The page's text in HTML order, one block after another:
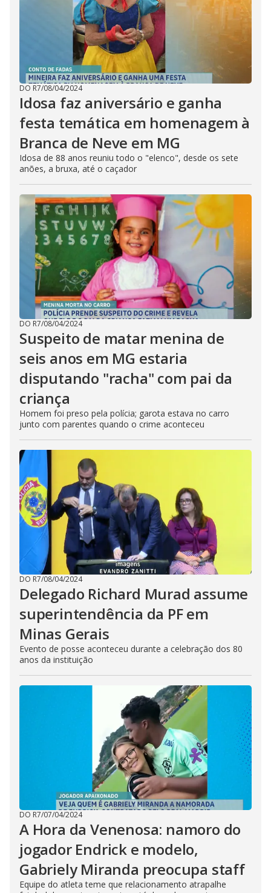
DO R7/08/04/2024
Idosa faz aniversário e ganha
festa temática em homenagem à
Branca de Neve em MG
Idosa de 88 anos reuniu todo o "elenco", desde os sete
anões, a bruxa, até o caçador
DO R7/08/04/2024
Suspeito de matar menina de
seis anos em MG estaria
disputando "racha" com pai da
criança
Homem foi preso pela polícia; garota estava no carro
junto com parentes quando o crime aconteceu
DO R7/08/04/2024
Delegado Richard Murad assume
superintendência da PF em
Minas Gerais
Evento de posse aconteceu durante a celebração dos 80
anos da instituição
DO R7/07/04/2024
A Hora da Venenosa: namoro do
jogador Endrick e modelo,
Gabriely Miranda preocupa staff
Equipe do atleta teme que relacionamento atrapalhe